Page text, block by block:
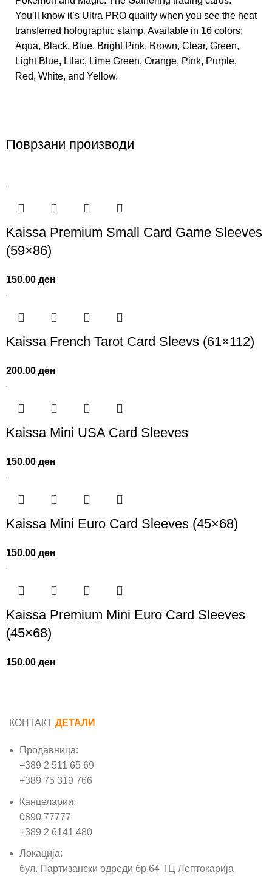
You’ll know it’s Ultra PRO quality when you see the heat
transferred holographic stamp. Available in 16 colors:
Aqua, Black, Blue, Bright Pink, Brown, Clear, Green,
Light Blue, Lilac, Lime Green, Orange, Pink, Purple,
Red, White, and Yellow.
Поврзани производи
Kaissa Premium Small Card Game Sleeves
(59×86)
150.00ден
Kaissa French Tarot Card Sleevs (61×112)
200.00ден
Kaissa Mini USA Card Sleeves
150.00ден
Kaissa Mini Euro Card Sleeves (45×68)
150.00ден
Kaissa Premium Mini Eurо Card Sleeves
(45×68)
150.00ден
КОНТАКТ ДЕТАЛИ
Продавница:
+389 2 511 65 69
+389 75 319 766
Канцеларии:
0890 77777
+389 2 6141 480
Локација:
бул. Партизански одреди бр.64 ТЦ Лептокарија